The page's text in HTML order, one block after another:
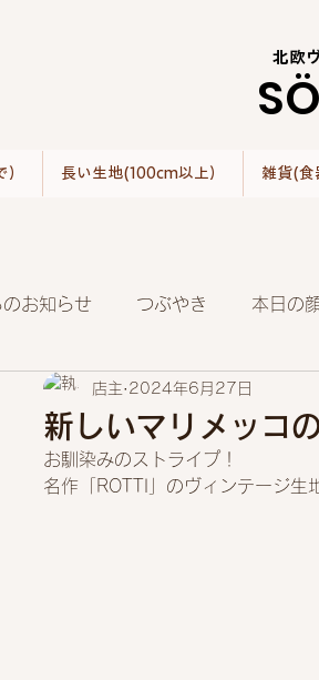
北欧
長い生地(100cm以上） 雑貨(食
お知らせ つぶやき 本日の
新しいマリメッコ
店主 2024年6月27日
お馴染みのストライプ！
名作「ROTTI」のヴィンテージ生